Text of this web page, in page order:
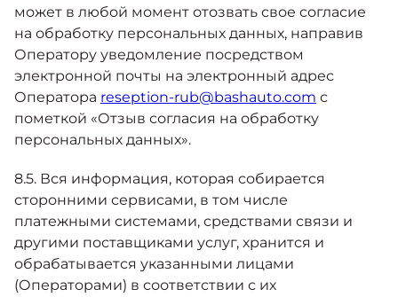
может в любой момент отозвать свое согласие
на обработку персональных данных, направив
Оператору уведомление посредством
электронной почты на электронный адрес
Оператора reseption-rub@bashauto.com с
пометкой «Отзыв согласия на обработку
персональных данных».
8.5. Вся информация, которая собирается
сторонними сервисами, в том числе
платежными системами, средствами связи и
другими поставщиками услуг, хранится и
обрабатывается указанными лицами
(Операторами) в соответствии с их